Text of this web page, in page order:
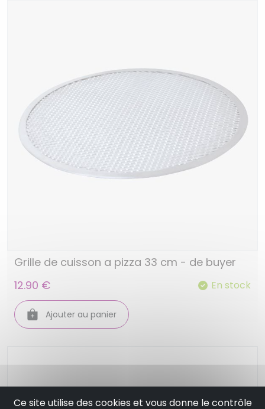
Grille de cuisson a pizza 33 cm - de buyer
12.90 €
En stock
Ajouter au panier
Ce site utilise des cookies et vous donne le contrôle